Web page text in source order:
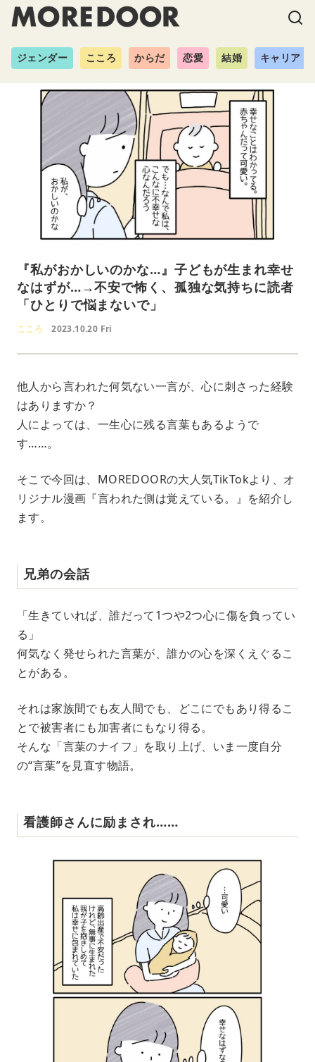
ジェンダー こころ からだ 恋愛 結婚 キャリア
『私がおかしいのかな…』子どもが生まれ幸せ
なはずが…→不安で怖く、孤独な気持ちに読者
「ひとりで悩まないで」
こころ 2023.10.20 Fri
他人から言われた何気ない一言が、心に刺さった経験
はありますか？
人によっては、一生心に残る言葉もあるようで
す……。
そこで今回は、MOREDOORの大人気TikTokより、オ
リジナル漫画『言われた側は覚えている。』を紹介し
ます。
兄弟の会話
「生きていれば、誰だって1つや2つ心に傷を負ってい
る」
何気なく発せられた言葉が、誰かの心を深くえぐるこ
とがある。
それは家族間でも友人間でも、どこにでもあり得るこ
とで被害者にも加害者にもなり得る。
そんな「言葉のナイフ」を取り上げ、いま一度自分
の“言葉”を見直す物語。
看護師さんに励まされ……